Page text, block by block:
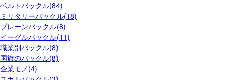
ベルトバックル(84)
ミリタリーバックル(18)
プレーンバックル(8)
イーグルバックル(11)
職業別バックル(8)
国旗のバックル(8)
企業モノ(4)